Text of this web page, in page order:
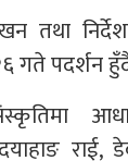
तथा
गते पदर्शन
राई,